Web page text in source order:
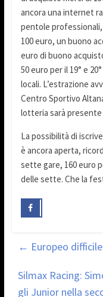
ancora una internet
pentole
100 euro, un buono
euro di buono
50 euro per il 19° e
locali. L’estrazione
Centro Sportivo
lotteria sarà presente
La possibilità di
è ancora aperta,
sette gare, 160 euro
delle sette. Che la
← Europeo
Silmax Racing:
gli Junior nella